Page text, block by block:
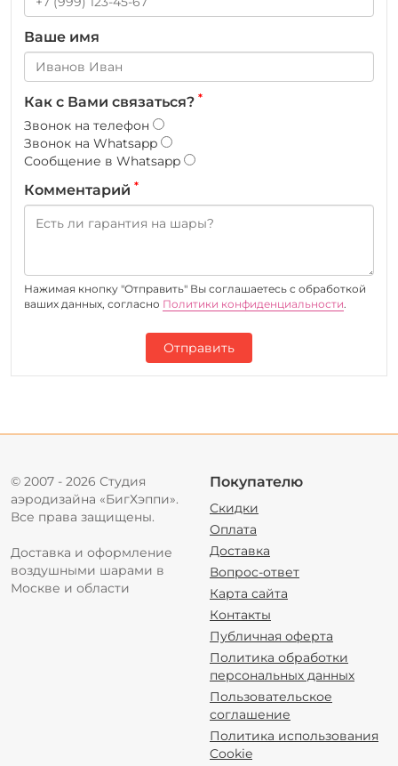
Ваше имя
Как с Вами связаться? *
Звонок на телефон
Звонок на Whatsapp
Сообщение в Whatsapp
Комментарий *
Нажимая кнопку "Отправить" Вы соглашаетесь c обработкой
ваших данных, согласно Политики конфиденциальности.
Отправить
© 2007 - 2026 Студия
аэродизайна «БигХэппи».
Все права защищены.
Доставка и оформление
воздушными шарами в
Москве и области
Покупателю
Скидки
Оплата
Доставка
Вопрос-ответ
Карта сайта
Контакты
Публичная оферта
Политика обработки
персональных данных
Пользовательское
соглашение
Политика использования
Cookie